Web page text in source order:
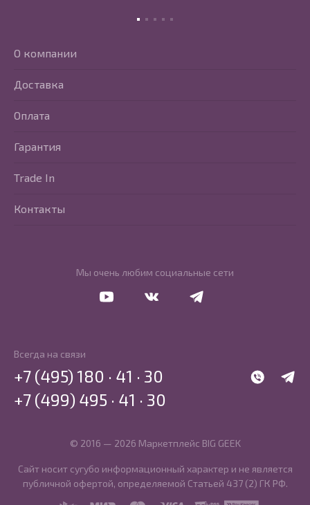
Мы очень любим социальные сети
О компании
Доставка
Оплата
Гарантия
Trade In
Контакты
Всегда на связи
WhatsApp
+7 (495) 180 · 41 · 30
+7 (499) 495 · 41 · 30
© 2016 — 2026 Маркетплейс BIG GEEK
Сайт носит сугубо информационный характер и не является
публичной офертой, определяемой Статьей 437 (2) ГК РФ.
SBP
MIR MasterCard
Visa PCI DSS PayKeeper